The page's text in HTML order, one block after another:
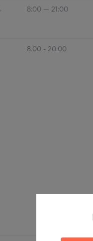
8:00 — 21:00
8.00 - 20.00